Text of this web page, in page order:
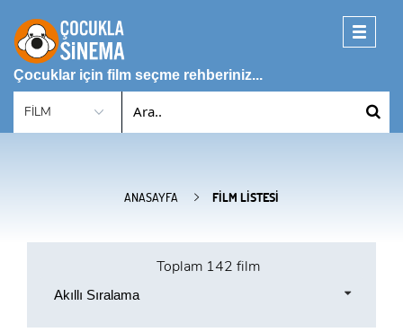
Toggle
Çocuklar için film seçme rehberiniz...
ANASAYFA FILM LISTESI
Toplam 142 film
Akıllı Sıralama